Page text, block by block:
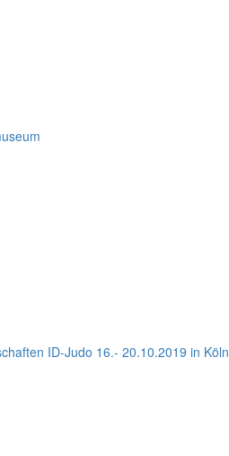
ID-Judo 16.- 20.10.2019 in Köln